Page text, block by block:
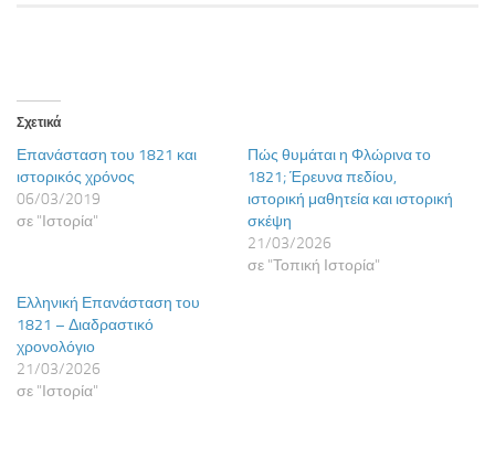
Σχετικά
Επανάσταση του 1821 και
ιστορικός χρόνος
06/03/2019
σε "Ιστορία"
Πώς θυμάται η Φλώρινα το
1821; Έρευνα πεδίου,
ιστορική μαθητεία και ιστορική
σκέψη
21/03/2026
σε "Τοπική Ιστορία"
Ελληνική Επανάσταση του
1821 – Διαδραστικό
χρονολόγιο
21/03/2026
σε "Ιστορία"